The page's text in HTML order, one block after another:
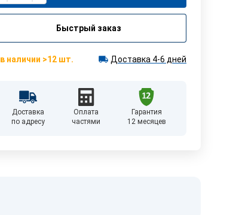
Быстрый заказ
в наличии >12 шт. Доставка 4-6 дней
Доставка
по адресу
Оплата
частями
Гарантия
12 месяцев